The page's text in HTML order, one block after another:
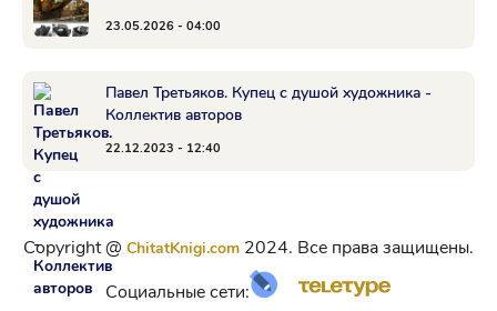
23.05.2026 - 04:00
Павел Третьяков. Купец с душой художника -
Коллектив авторов
22.12.2023 - 12:40
Copyright @ ChitatKnigi.com 2024. Все права защищены.
Социальные сети: